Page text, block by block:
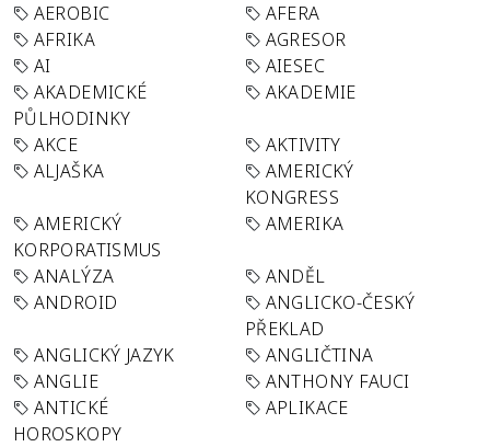
AEROBIC
AFERA
AFRIKA
AGRESOR
AI
AIESEC
AKADEMICKÉ
PŮLHODINKY
AKADEMIE
AKCE
AKTIVITY
ALJAŠKA
AMERICKÝ
KONGRESS
AMERICKÝ
KORPORATISMUS
AMERIKA
ANALÝZA
ANDĚL
ANDROID
ANGLICKO-ČESKÝ
PŘEKLAD
ANGLICKÝ JAZYK
ANGLIČTINA
ANGLIE
ANTHONY FAUCI
ANTICKÉ
HOROSKOPY
APLIKACE